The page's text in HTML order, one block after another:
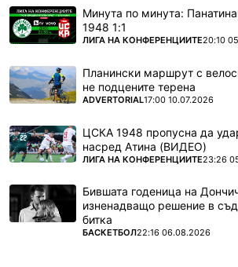
Минута по минута:
1948 1:1
ПОВЕЧЕ ОТ
ЛИГА НА КОНФЕРЕНЦИИТЕ20:10
Планински маршрут с
не подцените терена
ПОВЕЧЕ ОТ
ADVERTORIAL17:00 10.07.2026
ЦСКА 1948 пропусна да
насред Атина (ВИДЕО)
ПОВЕЧЕ ОТ
ЛИГА НА КОНФЕРЕНЦИИТЕ23:26
Бившата годеница на
изненадващо решение в
битка
ПОВЕЧЕ ОТ
БАСКЕТБОЛ22:16 06.08.2026